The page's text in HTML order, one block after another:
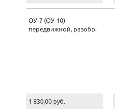
ОУ-7 (ОУ-10)
передвижной, разобр.
1 830,00 руб.